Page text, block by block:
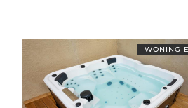
WONING